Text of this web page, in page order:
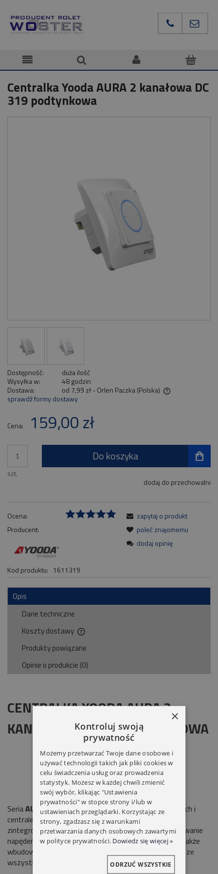
Centralka Yooda AURA 2 kanałowa DC
319 podtynkowa
Dostępność:
duża ilość
Wysyłka w:
48 godzin
Dostawa:
od 7,99 zł - Orlen Paczka (Polska)
Cena nie zawiera ewentualnych kosztów płatności
sprawdź formy dostawy
Cena: 159,00 zł
szt.
Do koszyka
dodaj do przechowalni
Ocena:
Producent:
Kod produktu: 1611319
zapytaj o produkt
poleć znajomemu
dodaj opinię
Opis
Dane techniczne
Koszty dostawy
Cena nie zawiera ewentualnych kosztów płatności
Produkty powiązane
Opinie o produkcie (0)
CENTRALKA YOODA AURA 2-
KANAŁOWY DC319 PODTYNKOWA
SeriaAURAto wiele sterowań : przełączników ściennych i
centralek o różnych parametrach. Centralki serii
zintegrowane są z przełącznikiem, co umożliwia sterowanie
napędem nie tylko za pomocą wybranego pilota, lecz także
wbudowanego przełącznika. Centralki kompatybilne są ze
wszystkimi urządzeniami markiYOODA.
×
Kontroluj swoją
prywatność
Możemy przetwarzać Twoje dane osobowe i
używać technologii takich jak pliki cookies w
celu świadczenia usług oraz prowadzenia
statystyk. Możesz w każdej chwili zmienić
swój wybór, klikając "Ustawienia
prywatności" w stopce strony i/lub w
ustawieniach przeglądarki. Korzystając ze
strony, zgadzasz się z warunkami
przetwarzania danych osobowych zawartymi
w polityce prywatności. Dowiedz się więcej »
ODRZUĆ WSZYSTKIE